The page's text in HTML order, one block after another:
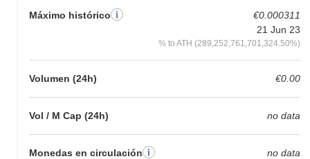
Máximo histórico
€0.000311
21 Jun 23
% to ATH (289,252,761,701,324.50%)
Volumen (24h) €0.00
Vol / M Cap (24h) no data
Monedas en circulación
no data